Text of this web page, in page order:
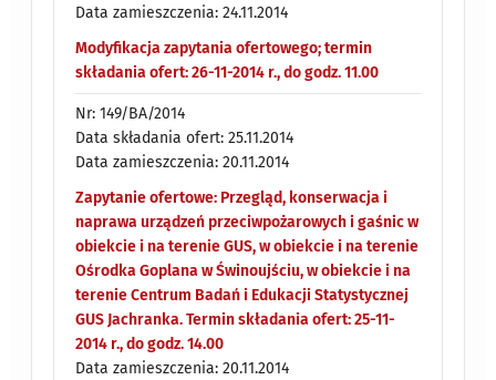
Data zamieszczenia: 24.11.2014
Modyfikacja zapytania ofertowego; termin
składania ofert: 26-11-2014 r., do godz. 11.00
Nr: 149/BA/2014
Data składania ofert: 25.11.2014
Data zamieszczenia: 20.11.2014
Zapytanie ofertowe: Przegląd, konserwacja i
naprawa urządzeń przeciwpożarowych i gaśnic w
obiekcie i na terenie GUS, w obiekcie i na terenie
Ośrodka Goplana w Świnoujściu, w obiekcie i na
terenie Centrum Badań i Edukacji Statystycznej
GUS Jachranka. Termin składania ofert: 25-11-
2014 r., do godz. 14.00
Data zamieszczenia: 20.11.2014